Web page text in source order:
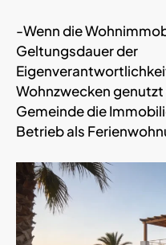
-Wenn die
Geltungsdauer der
Wohnzwecken
Gemeinde die
Betrieb als